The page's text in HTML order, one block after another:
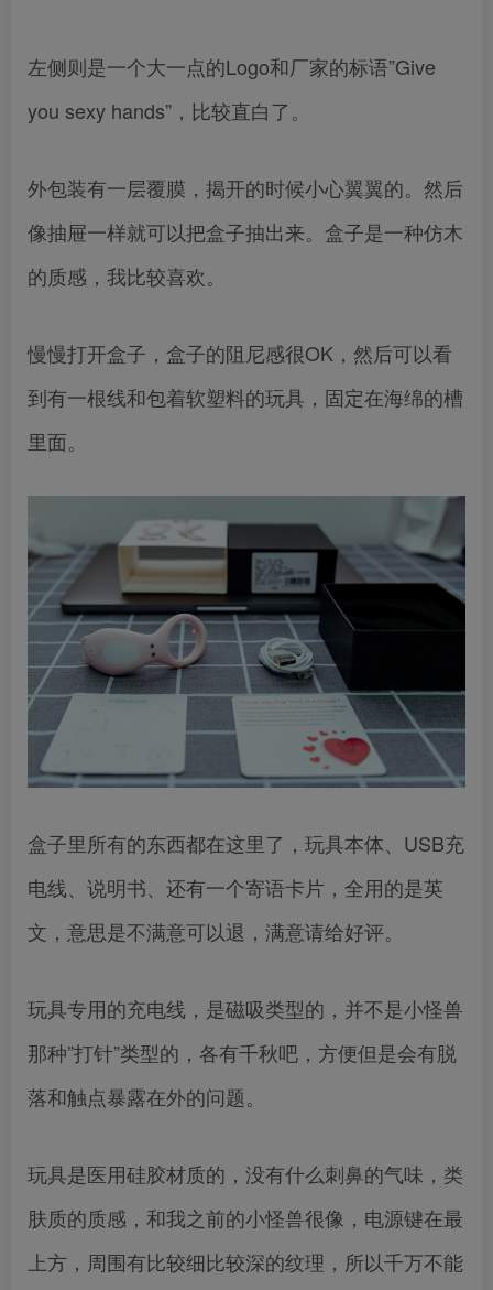
左侧则是一个大一点的Logo和厂家的标语”Give
you sexy hands”，比较直白了。
外包装有一层覆膜，揭开的时候小心翼翼的。然后
像抽屉一样就可以把盒子抽出来。盒子是一种仿木
的质感，我比较喜欢。
慢慢打开盒子，盒子的阻尼感很OK，然后可以看
到有一根线和包着软塑料的玩具，固定在海绵的槽
里面。
盒子里所有的东西都在这里了，玩具本体、USB充
电线、说明书、还有一个寄语卡片，全用的是英
文，意思是不满意可以退，满意请给好评。
玩具专用的充电线，是磁吸类型的，并不是小怪兽
那种”打针”类型的，各有千秋吧，方便但是会有脱
落和触点暴露在外的问题。
玩具是医用硅胶材质的，没有什么刺鼻的气味，类
肤质的质感，和我之前的小怪兽很像，电源键在最
上方，周围有比较细比较深的纹理，所以千万不能